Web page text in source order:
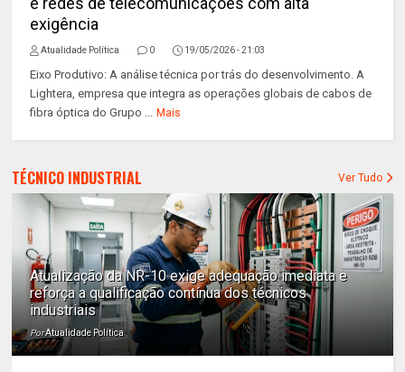
exigência
Atualidade Política 0 19/05/2026 - 21:03
Eixo Produtivo: A análise técnica por trás do desenvolvimento. A
Lightera, empresa que integra as operações globais de cabos de
fibra óptica do Grupo ... Mais
TÉCNICO INDUSTRIAL Ver Tudo
Atualização da NR-10 exige adequação imediata e
reforça a qualificação contínua dos técnicos
industriais
PorAtualidade Política